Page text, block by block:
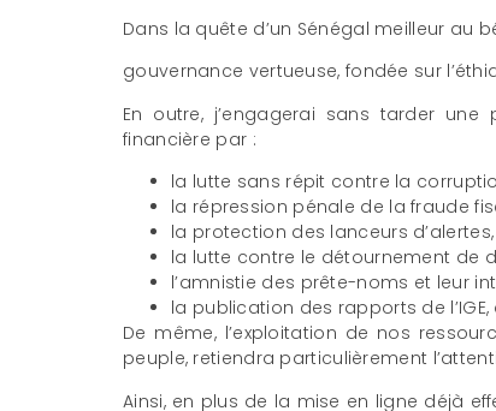
Dans la quête d’un Sénégal meilleur au
gouvernance vertueuse, fondée sur
En outre, j’engagerai sans tarder
financière par :
la lutte sans répit contre la
la répression pénale de la fraude
la protection des lanceurs d’alertes,
la lutte contre le détournement de
l’amnistie des prête-noms et leur
la publication des rapports de
De même, l’exploitation de nos
peuple, retiendra particulièrement
Ainsi, en plus de la mise en ligne déjà